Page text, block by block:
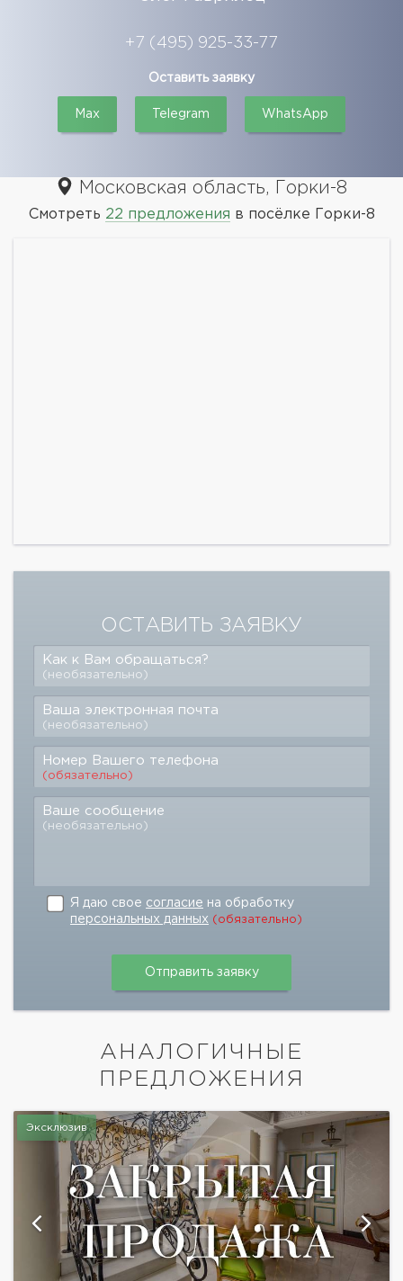
+7 (495) 925-33-77
Оставить заявку
Max Telegram WhatsApp
Московская область, Горки-8
Смотреть 22 предложения в посёлке Горки-8
ОСТАВИТЬ ЗАЯВКУ
Как к Вам обращаться?
(необязательно)
Ваша электронная почта
(необязательно)
Номер Вашего телефона
(обязательно)
Ваше сообщение
(необязательно)
Я даю свое согласие на обработку
персональных данных (обязательно)
АНАЛОГИЧНЫЕ
ПРЕДЛОЖЕНИЯ
Эксклюзив